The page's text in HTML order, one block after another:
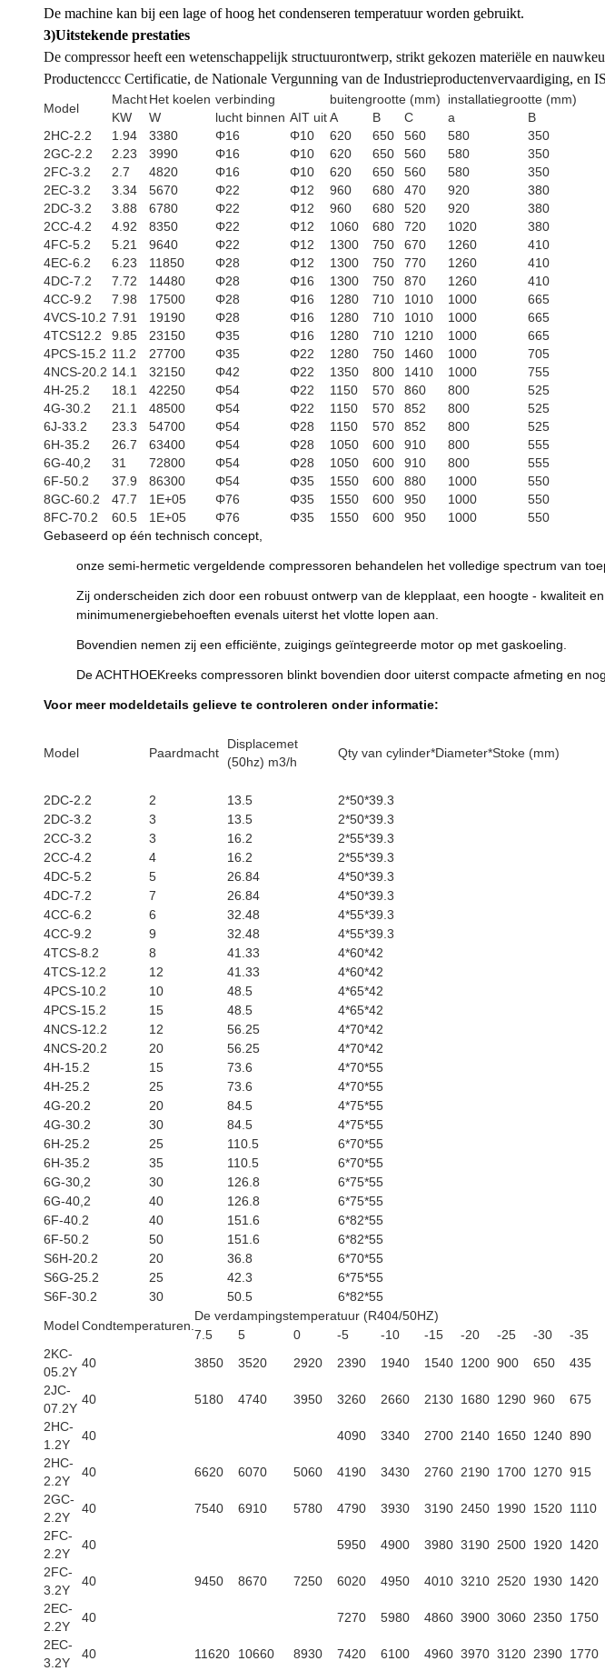
De machine kan bij een lage of hoog het condenseren temperatuur worden gebruikt.
3)Uitstekende prestaties
De compressor heeft een wetenschappelijk structuurontwerp, strikt gekozen materiële en
Productenccc Certificatie, de Nationale Vergunning van de Industrieproductenvervaardiging,
Model
MachtHet koelen verbinding buitengrootte (mm)
installatiegrootte (mm)
KW
W lucht binnen AIT uitA B C a
B
2HC-2.2
1.94 3380 Φ16 Φ10 620 650 560 580
350
2GC-2.2
2.23 3990 Φ16 Φ10 620 650 560 580
350
2FC-3.2
2.7 4820 Φ16 Φ10 620 650 560 580
350
2EC-3.2
3.34 5670 Φ22 Φ12 960 680 470 920
380
2DC-3.2
3.88 6780 Φ22 Φ12 960 680 520 920
380
2CC-4.2
4.92 8350 Φ22 Φ12 1060 680 720 1020
380
4FC-5.2
5.21 9640 Φ22 Φ12 1300 750 670 1260
410
4EC-6.2
6.23 11850 Φ28 Φ12 1300 750 770 1260
410
4DC-7.2
7.72 14480 Φ28 Φ16 1300 750 870 1260
410
4CC-9.2
7.98 17500 Φ28 Φ16 1280 710 1010 1000
665
4VCS-10.2 7.91 19190 Φ28 Φ16 1280 710 1010 1000
665
4TCS12.2
9.85 23150 Φ35 Φ16 1280 710 1210 1000
665
4PCS-15.2 11.2 27700 Φ35 Φ22 1280 750 1460 1000
705
4NCS-20.2 14.1 32150 Φ42 Φ22 1350 800 1410 1000
755
4H-25.2
18.1 42250 Φ54 Φ22 1150 570 860 800
525
4G-30.2
21.1 48500 Φ54 Φ22 1150 570 852 800
525
6J-33.2
23.3 54700 Φ54 Φ28 1150 570 852 800
525
6H-35.2
26.7 63400 Φ54 Φ28 1050 600 910 800
555
6G-40,2
31 72800 Φ54 Φ28 1050 600 910 800
555
6F-50.2
37.9 86300 Φ54 Φ35 1550 600 880 1000
550
8GC-60.2
47.7 1E+05 Φ76 Φ35 1550 600 950 1000
550
8FC-70.2
60.5 1E+05 Φ76 Φ35 1550 600 950 1000
550
Gebaseerd op één technisch concept,
onze semi-hermetic vergeldende compressoren behandelen het volledige spectrum van
Zij onderscheiden zich door een robuust ontwerp van de klepplaat, een hoogte - kwaliteit
minimumenergiebehoeften evenals uiterst het vlotte lopen aan.
Bovendien nemen zij een efficiënte, zuigings geïntegreerde motor op met gaskoeling.
De ACHTHOEKreeks compressoren blinkt bovendien door uiterst compacte afmeting en
Voor meer modeldetails gelieve te controleren onder informatie:
Model Paardmacht
Displacemet
(50hz) m3/h
Qty van cylinder*Diameter*Stoke (mm)
2DC-2.2 2 13.5
2*50*39.3
2DC-3.2
3 13.5
2*50*39.3
2CC-3.2
3 16.2
2*55*39.3
2CC-4.2
4 16.2
2*55*39.3
4DC-5.2
5 26.84
4*50*39.3
4DC-7.2
7 26.84
4*50*39.3
4CC-6.2
6 32.48
4*55*39.3
4CC-9.2
9 32.48
4*55*39.3
4TCS-8.2
8 41.33
4*60*42
4TCS-12.2
12 41.33
4*60*42
4PCS-10.2
10 48.5
4*65*42
4PCS-15.2
15 48.5
4*65*42
4NCS-12.2
12 56.25
4*70*42
4NCS-20.2
20 56.25
4*70*42
4H-15.2
15 73.6
4*70*55
4H-25.2
25 73.6
4*70*55
4G-20.2
20 84.5
4*75*55
4G-30.2
30 84.5
4*75*55
6H-25.2
25 110.5
6*70*55
6H-35.2
35 110.5
6*70*55
6G-30,2
30 126.8
6*75*55
6G-40,2
40 126.8
6*75*55
6F-40.2
40 151.6
6*82*55
6F-50.2
50 151.6
6*82*55
S6H-20.2
20 36.8
6*70*55
S6G-25.2
25 42.3
6*75*55
S6F-30.2
30 50.5
6*82*55
ModelCondtemperaturen.
De verdampingstemperatuur (R404/50HZ)
7.5
5 0 -5 -10 -15 -20 -25 -30 -35
2KC-
05.2Y
40 3850 3520 2920 2390 1940 1540 1200 900 650 435
2JC-
07.2Y
40 5180 4740 3950 3260 2660 2130 1680 1290 960 675
2HC-
1.2Y
40 4090 3340 2700 2140 1650 1240 890
2HC-
2.2Y
40 6620 6070 5060 4190 3430 2760 2190 1700 1270 915
2GC-
2.2Y
40 7540 6910 5780 4790 3930 3190 2450 1990 1520 1110
2FC-
2.2Y
40 5950 4900 3980 3190 2500 1920 1420
2FC-
3.2Y
40 9450 8670 7250 6020 4950 4010 3210 2520 1930 1420
2EC-
2.2Y
40 7270 5980 4860 3900 3060 2350 1750
2EC-
3.2Y
40 11620 10660 8930 7420 6100 4960 3970 3120 2390 1770